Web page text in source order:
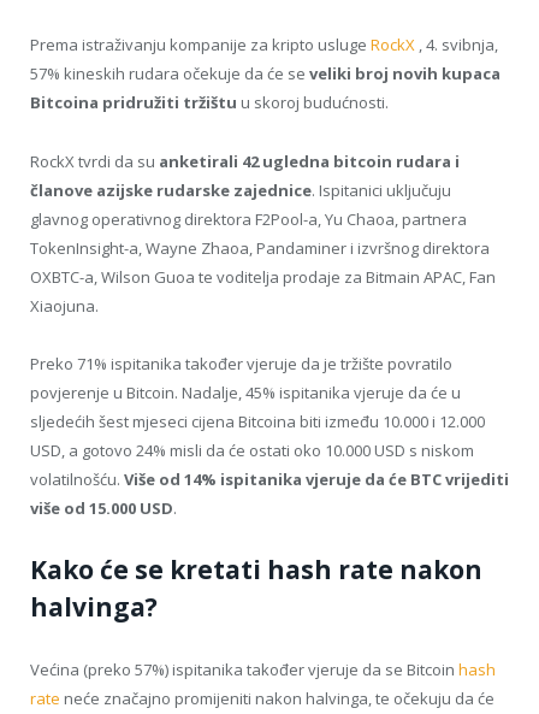
Prema istraživanju kompanije za kripto usluge RockX , 4. svibnja,
57% kineskih rudara očekuje da će se veliki broj novih kupaca
Bitcoina pridružiti tržištu u skoroj budućnosti.
RockX tvrdi da su anketirali 42 ugledna bitcoin rudara i
članove azijske rudarske zajednice. Ispitanici uključuju
glavnog operativnog direktora F2Pool-a, Yu Chaoa, partnera
TokenInsight-a, Wayne Zhaoa, Pandaminer i izvršnog direktora
OXBTC-a, Wilson Guoa te voditelja prodaje za Bitmain APAC, Fan
Xiaojuna.
Preko 71% ispitanika također vjeruje da je tržište povratilo
povjerenje u Bitcoin. Nadalje, 45% ispitanika vjeruje da će u
sljedećih šest mjeseci cijena Bitcoina biti između 10.000 i 12.000
USD, a gotovo 24% misli da će ostati oko 10.000 USD s niskom
volatilnošću. Više od 14% ispitanika vjeruje da će BTC vrijediti
više od 15.000 USD.
Kako će se kretati hash rate nakon
halvinga?
Većina (preko 57%) ispitanika također vjeruje da se Bitcoin hash
rate neće značajno promijeniti nakon halvinga, te očekuju da će